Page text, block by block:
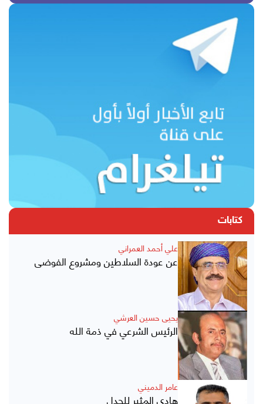
كتابات
علي أحمد العمراني
عن عودة السلاطين ومشروع الفوضى
يحيى حسين العرشي
الرئيس الشرعي في ذمة الله
عامر الدميني
هادي المثير للجدل